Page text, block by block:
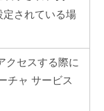
定されている場
クセスする際に
チャ サービス